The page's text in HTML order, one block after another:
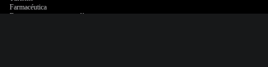
Farmacéutica
E-commerce y ventas en línea